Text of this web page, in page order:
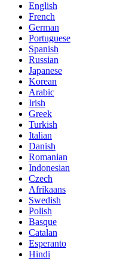
English
French
German
Portuguese
Spanish
Russian
Japanese
Korean
Arabic
Irish
Greek
Turkish
Italian
Danish
Romanian
Indonesian
Czech
Afrikaans
Swedish
Polish
Basque
Catalan
Esperanto
Hindi